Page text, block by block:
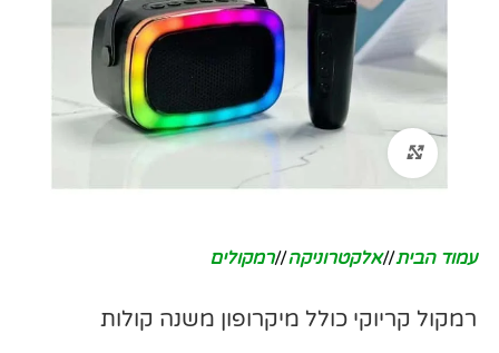
לחץ להגדלה
עמוד הבית/ אלקטרוניקה/ רמקולים
רמקול קריוקי כולל מיקרופון משנה קולות